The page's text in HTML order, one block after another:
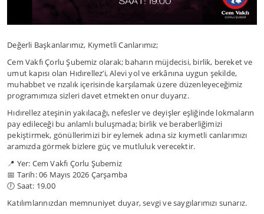
Değerli Başkanlarımız, Kıymetli Canlarımız;
Cem Vakfı Çorlu Şubemiz olarak; baharın müjdecisi, birlik, bereket ve
umut kapısı olan Hıdırellez’i, Alevi yol ve erkânına uygun şekilde,
muhabbet ve rızalık içerisinde karşılamak üzere düzenleyeceğimiz
programımıza sizleri davet etmekten onur duyarız.
Hıdırellez ateşinin yakılacağı, nefesler ve deyişler eşliğinde lokmaların
pay edileceği bu anlamlı buluşmada; birlik ve beraberliğimizi
pekiştirmek, gönüllerimizi bir eylemek adına siz kıymetli canlarımızı
aramızda görmek bizlere güç ve mutluluk verecektir.
📍 Yer: Cem Vakfı Çorlu Şubemiz
📅 Tarih: 06 Mayıs 2026 Çarşamba
🕖 Saat: 19.00
Katılımlarınızdan memnuniyet duyar, sevgi ve saygılarımızı sunarız.